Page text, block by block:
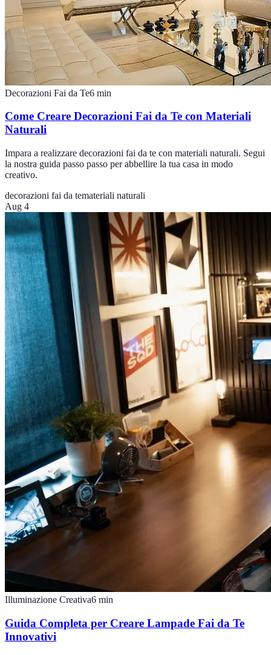
Decorazioni Fai da Te6 min
Come Creare Decorazioni Fai da Te con Materiali
Naturali
Impara a realizzare decorazioni fai da te con materiali naturali. Segui
la nostra guida passo passo per abbellire la tua casa in modo
creativo.
decorazioni fai da temateriali naturali
Aug 4
Illuminazione Creativa6 min
Guida Completa per Creare Lampade Fai da Te
Innovativi